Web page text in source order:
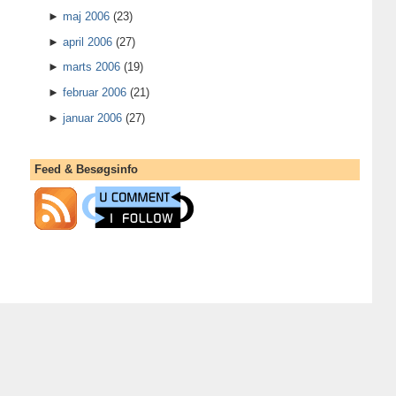
►maj 2006 (23)
►april 2006 (27)
►marts 2006 (19)
►februar 2006 (21)
►januar 2006 (27)
Feed & Besøgsinfo